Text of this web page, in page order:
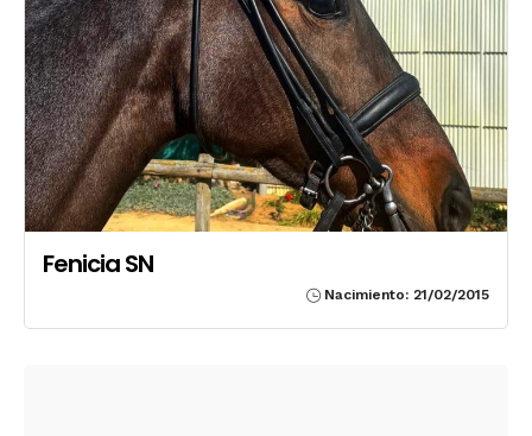
Fenicia SN
Nacimiento: 21/02/2015